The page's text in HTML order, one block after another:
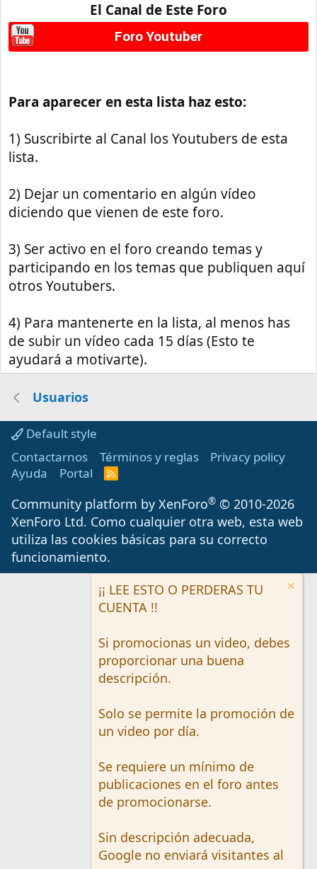
El Canal de Este Foro
Foro Youtuber
Para aparecer en esta lista haz esto:
1) Suscribirte al Canal los Youtubers de esta
lista.
2) Dejar un comentario en algún vídeo
diciendo que vienen de este foro.
3) Ser activo en el foro creando temas y
participando en los temas que publiquen aquí
otros Youtubers.
4) Para mantenerte en la lista, al menos has
de subir un vídeo cada 15 días (Esto te
ayudará a motivarte).
Usuarios
Default style
Contactarnos
Términos y reglas
Privacy policy
Ayuda
Portal
R
S
Community platform by XenForo® © 2010-2026
XenForo Ltd. Como cualquier otra web, esta web
utiliza las cookies básicas para su correcto
funcionamiento.
¡¡ LEE ESTO O PERDERAS TU
CUENTA !!
Si promocionas un video, debes
proporcionar una buena
descripción.
Solo se permite la promoción de
un video por día.
Se requiere un mínimo de
publicaciones en el foro antes
de promocionarse.
Sin descripción adecuada,
Google no enviará visitantes al